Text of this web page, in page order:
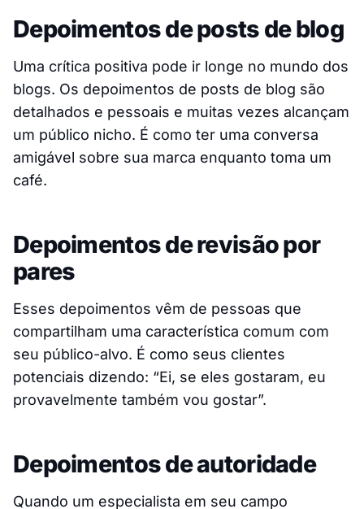
Depoimentos de posts de blog
Uma crítica positiva pode ir longe no mundo dos
blogs. Os depoimentos de posts de blog são
detalhados e pessoais e muitas vezes alcançam
um público nicho. É como ter uma conversa
amigável sobre sua marca enquanto toma um
café.
Depoimentos de revisão por
pares
Esses depoimentos vêm de pessoas que
compartilham uma característica comum com
seu público-alvo. É como seus clientes
potenciais dizendo: “Ei, se eles gostaram, eu
provavelmente também vou gostar”.
Depoimentos de autoridade
Quando um especialista em seu campo